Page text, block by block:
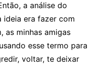
a análise do
ideia era fazer com
as minhas amigas
esse termo para
voltar, te deixar